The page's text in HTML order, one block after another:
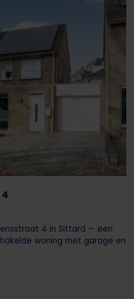
4 in Sittard — een
woning met garage en